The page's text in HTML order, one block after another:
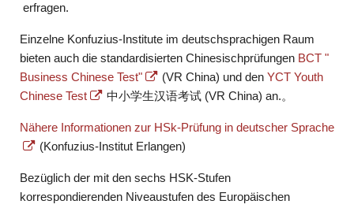
erfragen.
Einzelne Konfuzius-Institute im deutschsprachigen Raum
bieten auch die standardisierten Chinesischprüfungen BCT "
Business Chinese Test"
(VR China) und den YCT Youth
Chinese Test
中小学生汉语考试 (VR China) an.。
Nähere Informationen zur HSk-Prüfung in deutscher Sprache
(Konfuzius-Institut Erlangen)
Bezüglich der mit den sechs HSK-Stufen
korrespondierenden Niveaustufen des Europäischen